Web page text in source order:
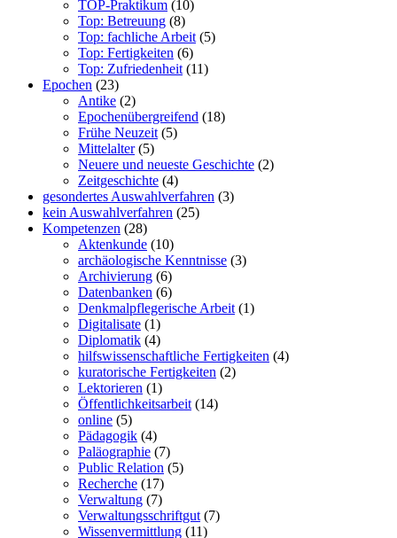
TOP-Praktikum (10)
Top: Betreuung (8)
Top: fachliche Arbeit (5)
Top: Fertigkeiten (6)
Top: Zufriedenheit (11)
Epochen (23)
Antike (2)
Epochenübergreifend (18)
Frühe Neuzeit (5)
Mittelalter(5)
Neuere und neueste Geschichte (2)
Zeitgeschichte (4)
gesondertes Auswahlverfahren (3)
kein Auswahlverfahren (25)
Kompetenzen (28)
Aktenkunde (10)
archäologische Kenntnisse (3)
Archivierung (6)
Datenbanken (6)
Denkmalpflegerische Arbeit (1)
Digitalisate (1)
Diplomatik (4)
hilfswissenschaftliche Fertigkeiten (4)
kuratorische Fertigkeiten (2)
Lektorieren (1)
Öffentlichkeitsarbeit (14)
online (5)
Pädagogik (4)
Paläographie (7)
Public Relation (5)
Recherche (17)
Verwaltung (7)
Verwaltungsschriftgut (7)
Wissenvermittlung (11)